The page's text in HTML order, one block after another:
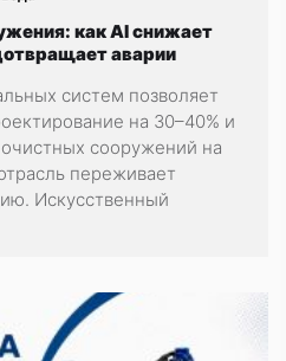
как AI снижает
аварии
систем позволяет
на 30–40% и
сооружений на
переживает
Искусственный